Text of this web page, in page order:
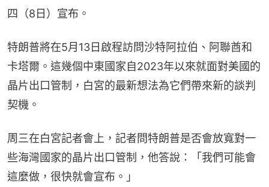
四（8日）宣布。
特朗普將在5月13日啟程訪問沙特阿拉伯、阿聯酋和
卡塔爾。這幾個中東國家自2023年以來就面對美國的
晶片出口管制，白宮的最新想法為它們帶來新的談判
契機。
周三在白宮記者會上，記者問特朗普是否會放寬對一
些海灣國家的晶片出口管制，他答說：「我們可能會
這麼做，很快就會宣布。」